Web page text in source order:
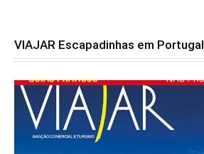
VIAJAR Escapadinhas em Portugal